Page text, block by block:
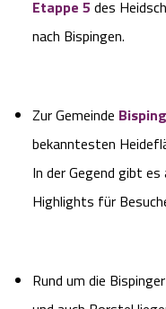
Etappe 5 des
nach Bispingen.
Zur Gemeinde
bekanntesten
In der Gegend gibt
Highlights für
Rund um die